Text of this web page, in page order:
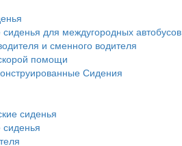
для междугородных автобусов
и сменного водителя
помощи
Сидения
сиденья